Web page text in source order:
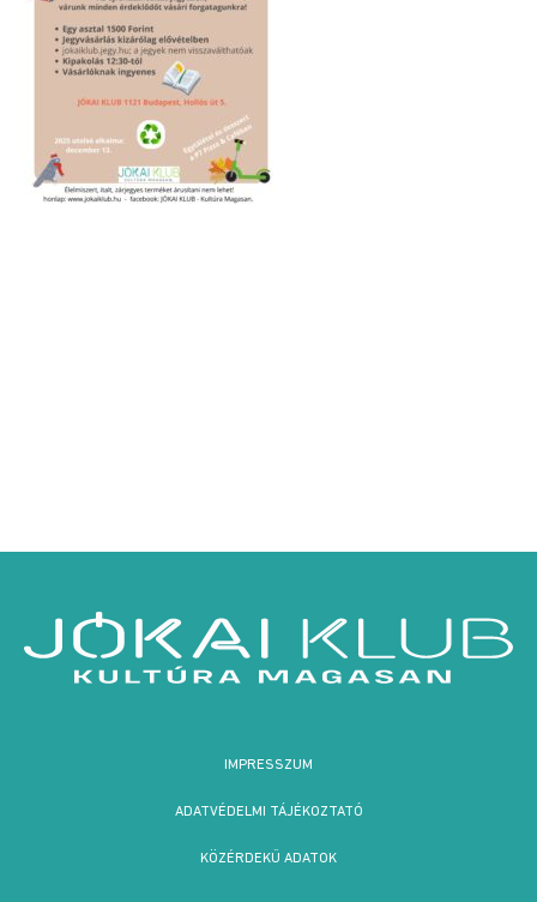
IMPRESSZUM
ADATVÉDELMI TÁJÉKOZTATÓ
KÖZÉRDEKŰ ADATOK